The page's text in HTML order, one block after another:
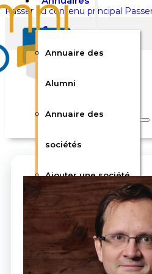
Passer au contenu principal
Rechercher
Rechercher
Votre panier est vide.
Panier
Se
Annuaire des
Alumni
Annuaire des
sociétés
Ajouter une société
Carrières